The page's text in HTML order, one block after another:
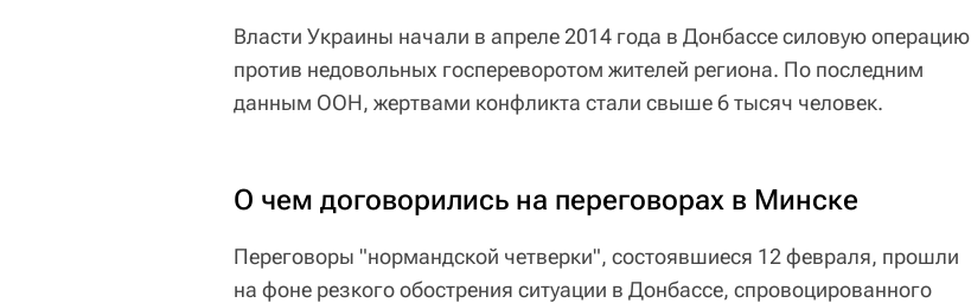
Власти Украины начали в апреле 2014 года в Донбассе силовую операцию
против недовольных госпереворотом жителей региона. По последним
данным ООН, жертвами конфликта стали свыше 6 тысяч человек.
О чем договорились на переговорах в Минске
Переговоры "нормандской четверки", состоявшиеся 12 февраля, прошли
на фоне резкого обострения ситуации в Донбассе, спровоцированного